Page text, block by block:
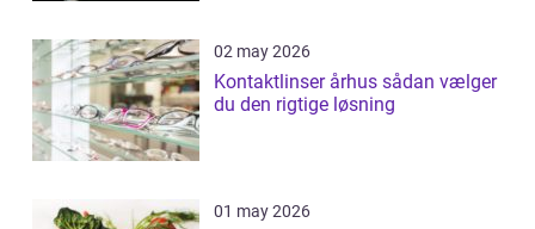
02 may 2026
Kontaktlinser århus sådan vælger
du den rigtige løsning
01 may 2026